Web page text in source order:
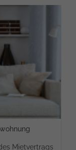
Mietvertrags